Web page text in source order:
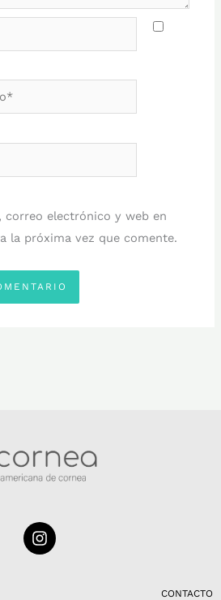
correo electrónico y web en
la próxima vez que comente.
I
n
CONTACTO